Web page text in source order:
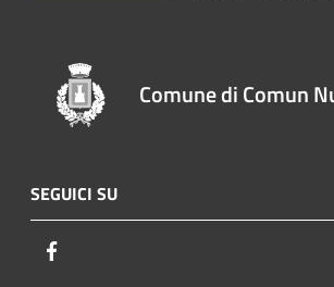
Comune di Comun
SEGUICI SU